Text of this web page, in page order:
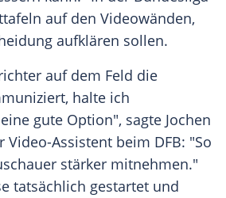
auf den Videowänden,
aufklären sollen.
auf dem Feld die
halte ich
gute Option", sagte Jochen
Video-Assistent beim DFB: "So
stärker mitnehmen."
tatsächlich gestartet und